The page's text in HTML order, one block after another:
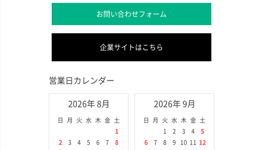
お問い合わせフォーム
企業サイトはこちら
営業日カレンダー
2026年 8月
日 月 火 水 木 金
土
1
2
3 4 5 6 7
8
2026年 9月
日 月 火 水 木 金
土
1
2 3 4
5
6
7 8 9 10 11
12